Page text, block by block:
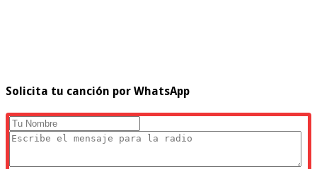
Solicita tu canción por WhatsApp